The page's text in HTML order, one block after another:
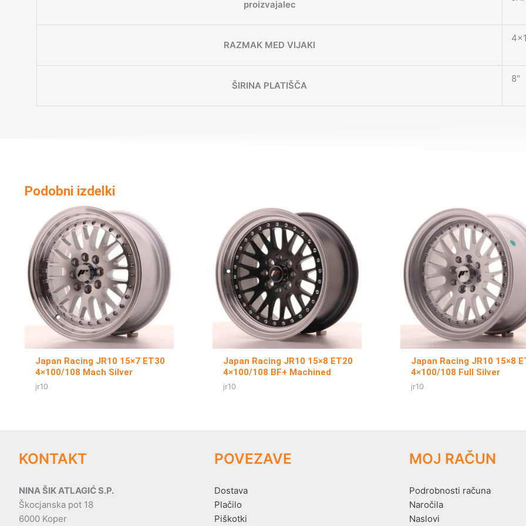
proizvajalec
RAZMAK MED VIJAKI
ŠIRINA PLATIŠČA
8"
Podobni izdelki
Japan Racing JR10 15×7 ET30
4×100/108 Mach Silver
jr10
Japan Racing JR10 15×8 ET20
4×100/108 BF+ Machined
jr10
Japan Racing JR10 15×8
4×100/108 Full Silver
jr10
KONTAKT
NINA ŠIK ATLAGIĆ S.P.
Škocjanska pot 18
6000 Koper
POVEZAVE
Dostava
Plačilo
Piškotki
MOJ RAČUN
Podrobnosti računa
Naročila
Naslovi